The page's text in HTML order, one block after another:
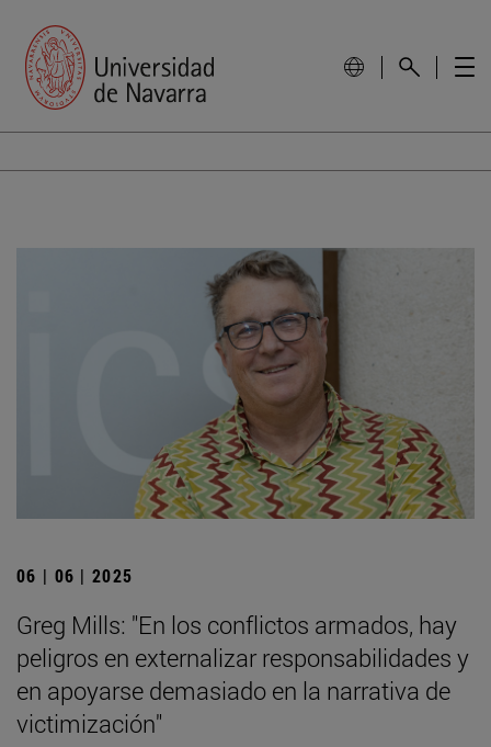
06 | 06 | 2025
Greg Mills: "En los conflictos armados, hay
peligros en externalizar responsabilidades y
en apoyarse demasiado en la narrativa de
victimización"